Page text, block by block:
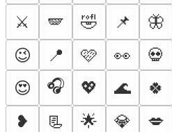
⚔️
🪽 🤣 📌 🦋
😉
📍 🩷 👀 💀
😍
🎧 💖 🌊 🍀
❥
📃 🌟 💎 💋